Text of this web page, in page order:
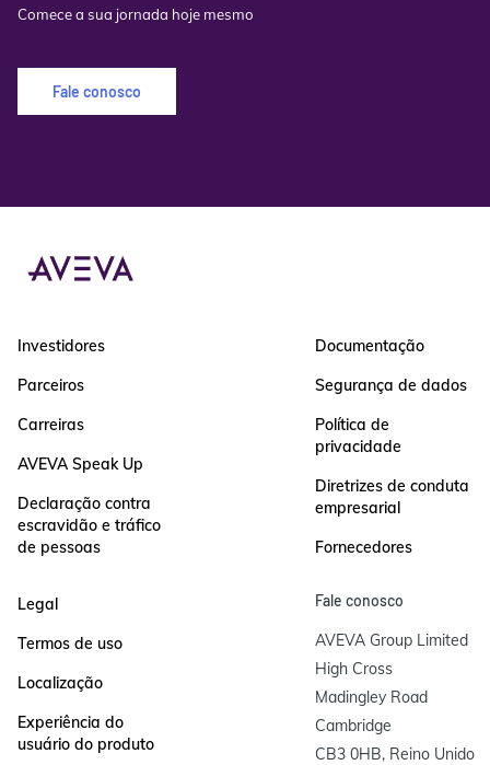
Comece a sua jornada hoje mesmo
Fale conosco
Investidores
Parceiros
Carreiras
AVEVA Speak Up
Declaração contra
escravidão e tráfico
de pessoas
Documentação
Segurança de dados
Política de
privacidade
Diretrizes de conduta
empresarial
Fornecedores
Legal
Termos de uso
Localização
Experiência do
usuário do produto
Fale conosco
AVEVA Group Limited
High Cross
Madingley Road
Cambridge
CB3 0HB, Reino Unido